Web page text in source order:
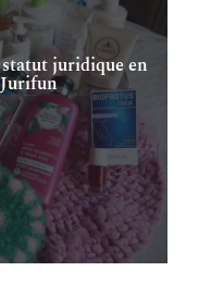
juridique en
Jurifun